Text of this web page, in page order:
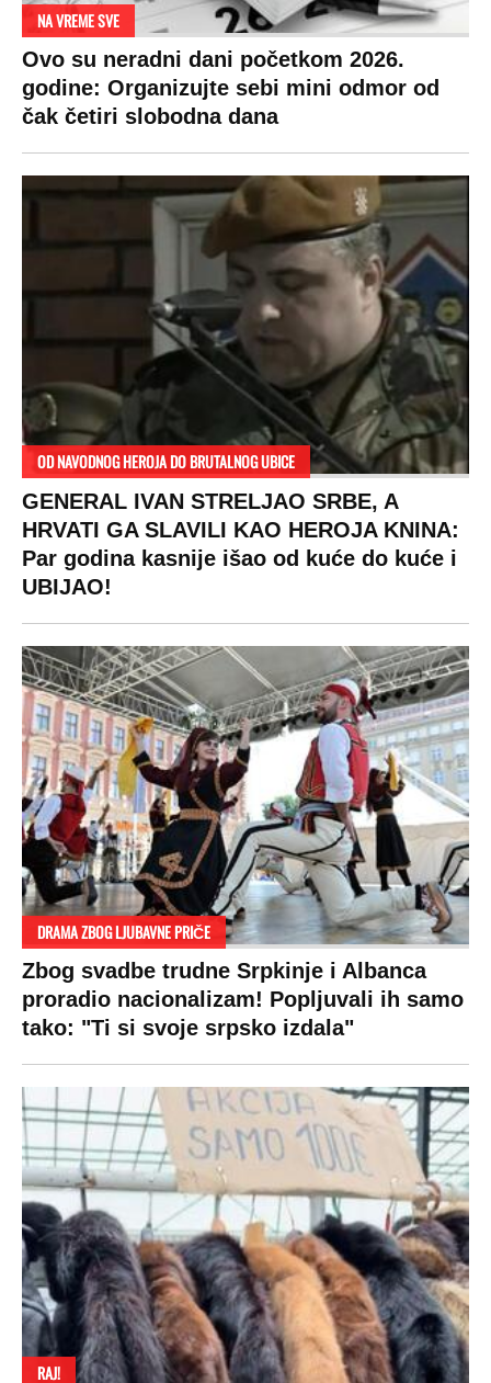
UBIJAO!
DRAMA ZBOG LJUBAVNE PRIČE
Zbog svadbe trudne Srpkinje i Albanca
proradio nacionalizam! Popljuvali ih samo
tako: "Ti si svoje srpsko izdala"
RAJ!
Žene u Srbiji su poludele za njima,
ogledaju se, bacaju pare: Ovde bunde
koštaju 100 evra, a neke i 2.000 dinara!
SPREMITE SE
Za posnu slavsku trpezu ove godine treba
izdvojiti ozbiljnu sumu novca: Nečija cela
plata ode na svega 20 gostiju